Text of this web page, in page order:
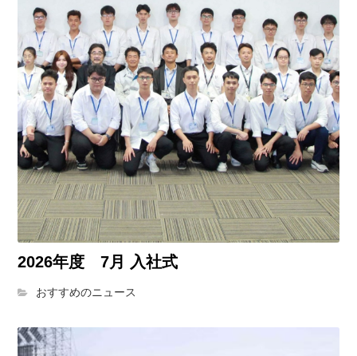
2026年度 7月 入社式
おすすめのニュース